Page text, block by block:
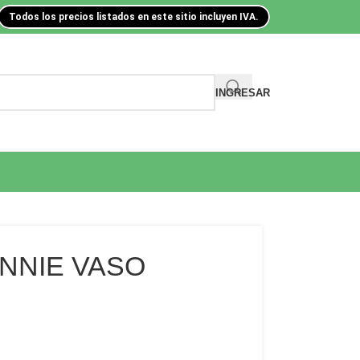
Todos los precios listados en este sitio incluyen IVA.
INGRESAR
VASO